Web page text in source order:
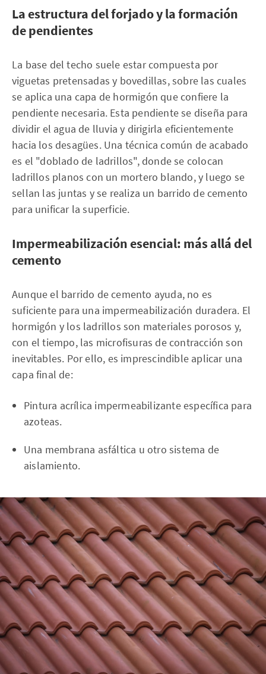
La estructura del forjado y la formación
de pendientes
La base del techo suele estar compuesta por
viguetas pretensadas y bovedillas, sobre las cuales
se aplica una capa de hormigón que confiere la
pendiente necesaria. Esta pendiente se diseña para
dividir el agua de lluvia y dirigirla eficientemente
hacia los desagües. Una técnica común de acabado
es el "doblado de ladrillos", donde se colocan
ladrillos planos con un mortero blando, y luego se
sellan las juntas y se realiza un barrido de cemento
para unificar la superficie.
Impermeabilización esencial: más allá del
cemento
Aunque el barrido de cemento ayuda, no es
suficiente para una impermeabilización duradera. El
hormigón y los ladrillos son materiales porosos y,
con el tiempo, las microfisuras de contracción son
inevitables. Por ello, es imprescindible aplicar una
capa final de:
Pintura acrílica impermeabilizante específica para
azoteas.
Una membrana asfáltica u otro sistema de
aislamiento.